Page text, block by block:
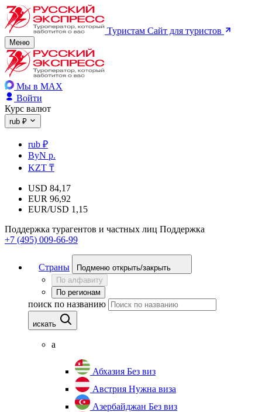
Туристам Сайт для туристов
Меню
Мы в MAX
Войти
Курс валют
rub ₽
rub ₽
ByN р.
KZT ₸
USD 84,17
EUR 96,92
EUR/USD 1,15
Поддержка турагентов и частных лиц Поддержка
+7 (495) 009-66-99
Страны
Подменю открыть/закрыть
По алфавиту
По регионам
поиск по названию
искать
а
Абхазия Без виз
Австрия Нужна виза
Азербайджан Без виз